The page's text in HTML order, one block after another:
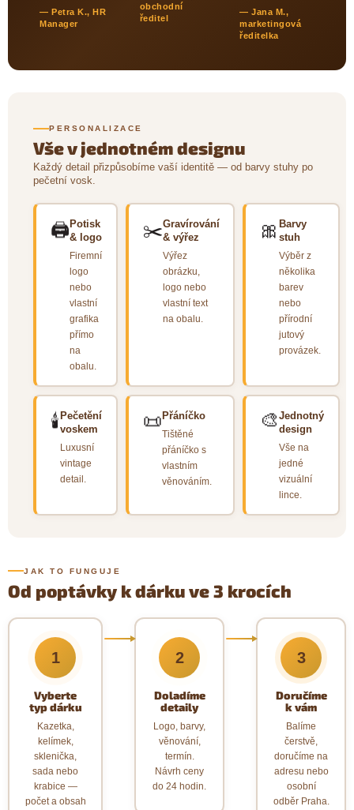
— Petra K., HR
Manager
obchodní
ředitel
— Jana M.,
marketingová
ředitelka
PERSONALIZACE
Vše v jednotném designu
Každý detail přizpůsobíme vaší identitě — od barvy stuhy po
pečetní vosk.
🖨️ Potisk
& logo
Firemní
logo
nebo
vlastní
grafika
přímo
na
obalu.
✂️Gravírování
& výřez
Výřez
obrázku,
logo nebo
vlastní text
na obalu.
🎀 Barvy
stuh
Výběr z
několika
barev
nebo
přírodní
jutový
provázek.
🕯️ Pečetění
voskem
Luxusní
vintage
detail.
📜 Přáníčko
Tištěné
přáníčko s
vlastním
věnováním.
🎨 Jednotný
design
Vše na
jedné
vizuální
lince.
JAK TO FUNGUJE
Od poptávky k dárku ve 3 krocích
1
Vyberte
typ dárku
Kazetka,
kelímek,
sklenička,
sada nebo
krabice —
počet a obsah
2
Doladíme
detaily
Logo, barvy,
věnování,
termín.
Návrh ceny
do 24 hodin.
3
Doručíme
k vám
Balíme
čerstvě,
doručíme na
adresu nebo
osobní
odběr Praha.